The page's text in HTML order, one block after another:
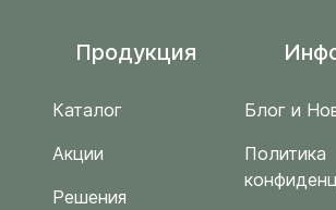
Продукция
Каталог
Акции
Решения
Блог и
Политика